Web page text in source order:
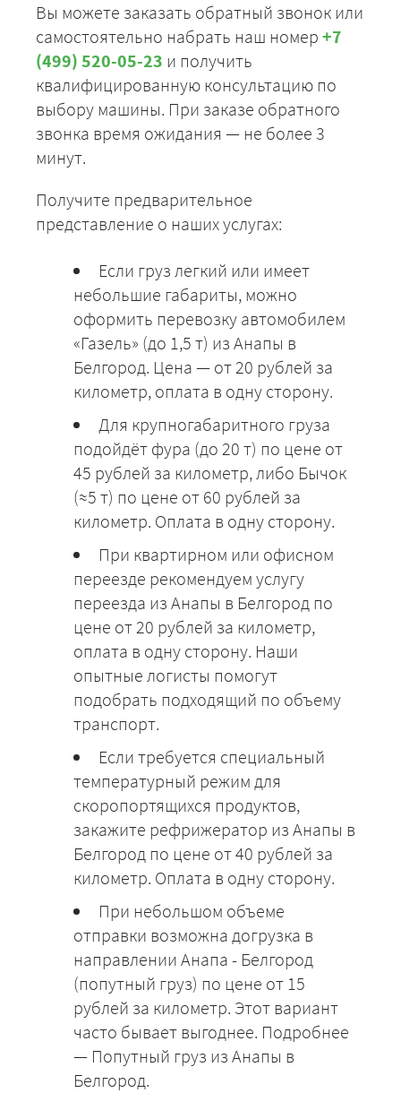
Вы можете заказать обратный звонок или
самостоятельно набрать наш номер +7
(499) 520-05-23 и получить
квалифицированную консультацию по
выбору машины. При заказе обратного
звонка время ожидания — не более 3
минут.
Получите предварительное
представление о наших услугах:
Если груз легкий или имеет
небольшие габариты, можно
оформить перевозку автомобилем
«Газель» (до 1,5 т) из Анапы в
Белгород. Цена — от 20 рублей за
километр, оплата в одну сторону.
Для крупногабаритного груза
подойдёт фура (до 20 т) по цене от
45 рублей за километр, либо Бычок
(≈5 т) по цене от 60 рублей за
километр. Оплата в одну сторону.
При квартирном или офисном
переезде рекомендуем услугу
переезда из Анапы в Белгород по
цене от 20 рублей за километр,
оплата в одну сторону. Наши
опытные логисты помогут
подобрать подходящий по объему
транспорт.
Если требуется специальный
температурный режим для
скоропортящихся продуктов,
закажите рефрижератор из Анапы в
Белгород по цене от 40 рублей за
километр. Оплата в одну сторону.
При небольшом объеме
отправки возможна догрузка в
направлении Анапа - Белгород
(попутный груз) по цене от 15
рублей за километр. Этот вариант
часто бывает выгоднее. Подробнее
— Попутный груз из Анапы в
Белгород.